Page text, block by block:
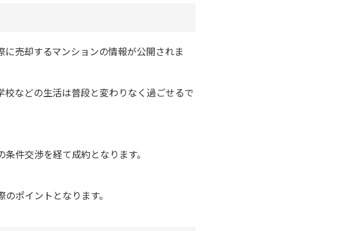
売却するマンションの情報が公開されま
などの生活は普段と変わりなく過ごせるで
件交渉を経て成約となります。
ポイントとなります。